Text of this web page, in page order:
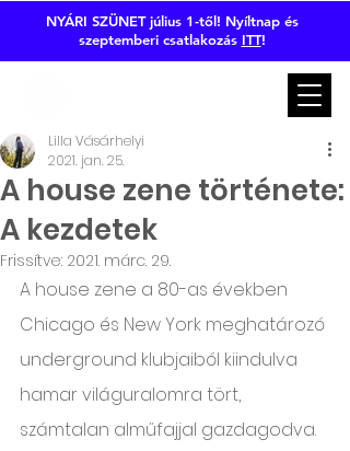
NYÁRI SZÜNET július 1-től! Nyíltnap és
szeptemberi csatlakozás ITT!
A house zene története:
A kezdetek
Lilla Vásárhelyi
2021. jan. 25.
Frissítve: 2021. márc. 29.
A house zene a 80-as években
Chicago és New York meghatározó
underground klubjaiból kiindulva
hamar világuralomra tört,
számtalan alműfajjal gazdagodva.